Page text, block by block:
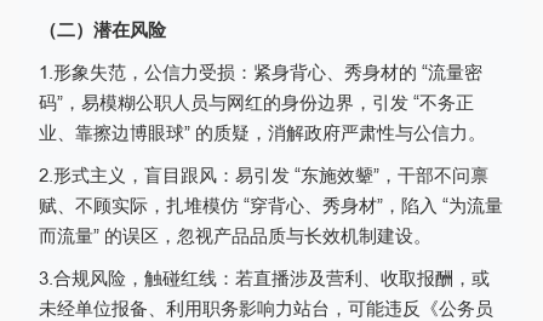
（二）潜在风险
1.形象失范，公信力受损：紧身背心、秀身材的 “流量密
码”，易模糊公职人员与网红的身份边界，引发 “不务正
业、靠擦边博眼球” 的质疑，消解政府严肃性与公信力。
2.形式主义，盲目跟风：易引发 “东施效颦”，干部不问禀
赋、不顾实际，扎堆模仿 “穿背心、秀身材”，陷入 “为流量
而流量” 的误区，忽视产品品质与长效机制建设。
3.合规风险，触碰红线：若直播涉及营利、收取报酬，或
未经单位报备、利用职务影响力站台，可能违反《公务员